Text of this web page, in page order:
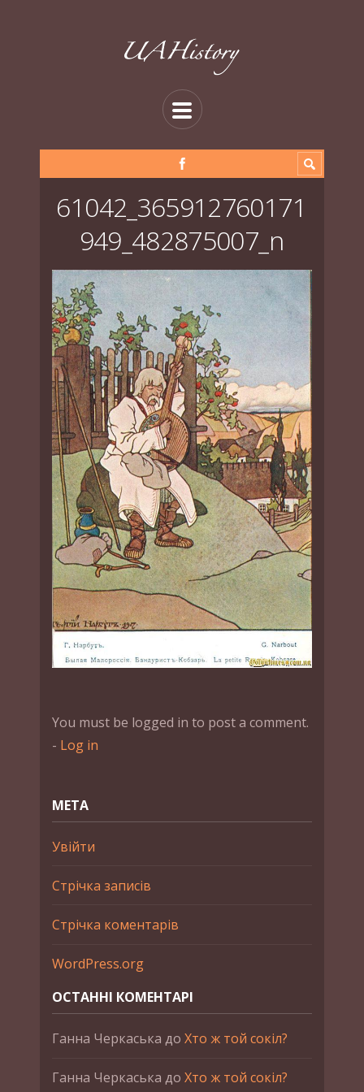
61042_365912760171
949_482875007_n
You must be logged in to post a comment.
- Log in
МЕТА
Увійти
Стрічка записів
Стрічка коментарів
WordPress.org
ОСТАННІ КОМЕНТАРІ
Ганна Черкаська до Хто ж той сокіл?
Ганна Черкаська до Хто ж той сокіл?